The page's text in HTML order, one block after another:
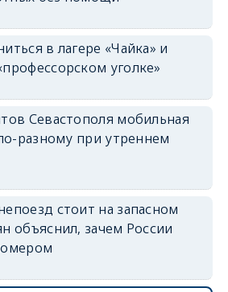
в лагере «Чайка» и
уголке»
Севастополя мобильная
разному при утреннем
стоит на запасном
объяснил, зачем России